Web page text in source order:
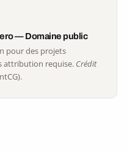
— Domaine public
pour des projets
attribution requise. Crédit